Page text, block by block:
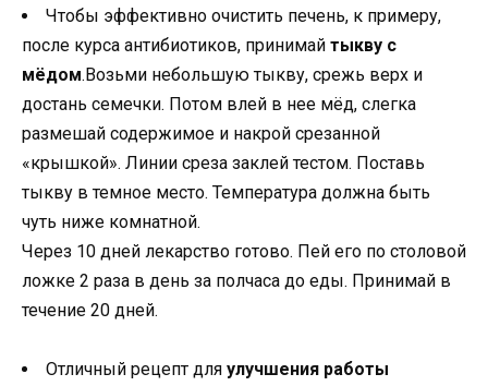
Чтобы эффективно очистить печень, к примеру,
после курса антибиотиков, принимай тыкву с
мёдом.Возьми небольшую тыкву, срежь верх и
достань семечки. Потом влей в нее мёд, слегка
размешай содержимое и накрой срезанной
«крышкой». Линии среза заклей тестом. Поставь
тыкву в темное место. Температура должна быть
чуть ниже комнатной.
Через 10 дней лекарство готово. Пей его по столовой
ложке 2 раза в день за полчаса до еды. Принимай в
течение 20 дней.
Отличный рецепт для улучшения работы